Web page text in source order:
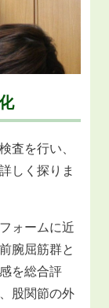
査を行い、
しく探りま
ォームに近
腕屈筋群と
を総合評
股関節の外